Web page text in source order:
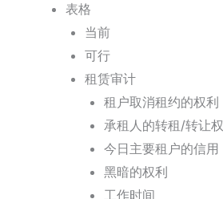
表格
当前
可行
租赁审计
租户取消租约的权利
承租人的转租/转让权
今日主要租户的信用
黑暗的权利
工作时间